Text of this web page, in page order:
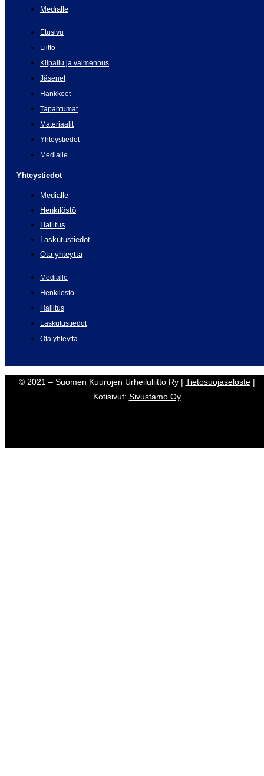
Medialle
Etusivu
Liitto
Kilpailu ja valmennus
Jäsenet
Hankkeet
Tapahtumat
Materiaalit
Yhteystiedot
Medialle
Yhteystiedot
Medialle
Henkilöstö
Hallitus
Laskutustiedot
Ota yhteyttä
Medialle
Henkilöstö
Hallitus
Laskutustiedot
Ota yhteyttä
© 2021 – Suomen Kuurojen Urheiluliitto Ry | Tietosuojaseloste|
Kotisivut: Sivustamo Oy